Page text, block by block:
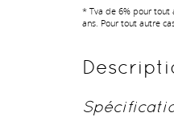
* Tva de 6% pour tout
ans. Pour tout autre